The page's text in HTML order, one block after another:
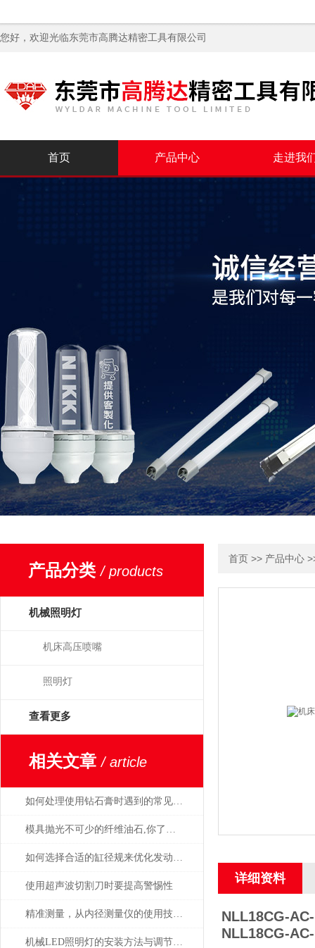
您好，欢迎光临东莞市高腾达精密工具有限公司
首页 产品中心 走进我
产品分类/ products
机械照明灯
机床高压喷嘴
照明灯
查看更多
相关文章/ article
如何处理使用钻石膏时遇到的常见问题和挑战
模具抛光不可少的纤维油石,你了解多少呢？
如何选择合适的缸径规来优化发动机性能？
使用超声波切割刀时要提高警惕性
精准测量，从内径测量仪的使用技巧开始
机械LED照明灯的安装方法与调节方式
首页 >> 产品中心
详细资料
NLL18CG-
NLL18CG-